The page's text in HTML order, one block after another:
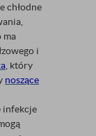
chłodne
ma
i
, który
noszące
infekcje